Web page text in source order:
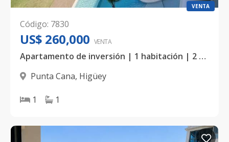
VENTA
Código: 7830
US$ 260,000 VENTA
Apartamento de inversión | 1 habitación | 2 niveles | Terraza privada
Punta Cana, Higüey
1 1